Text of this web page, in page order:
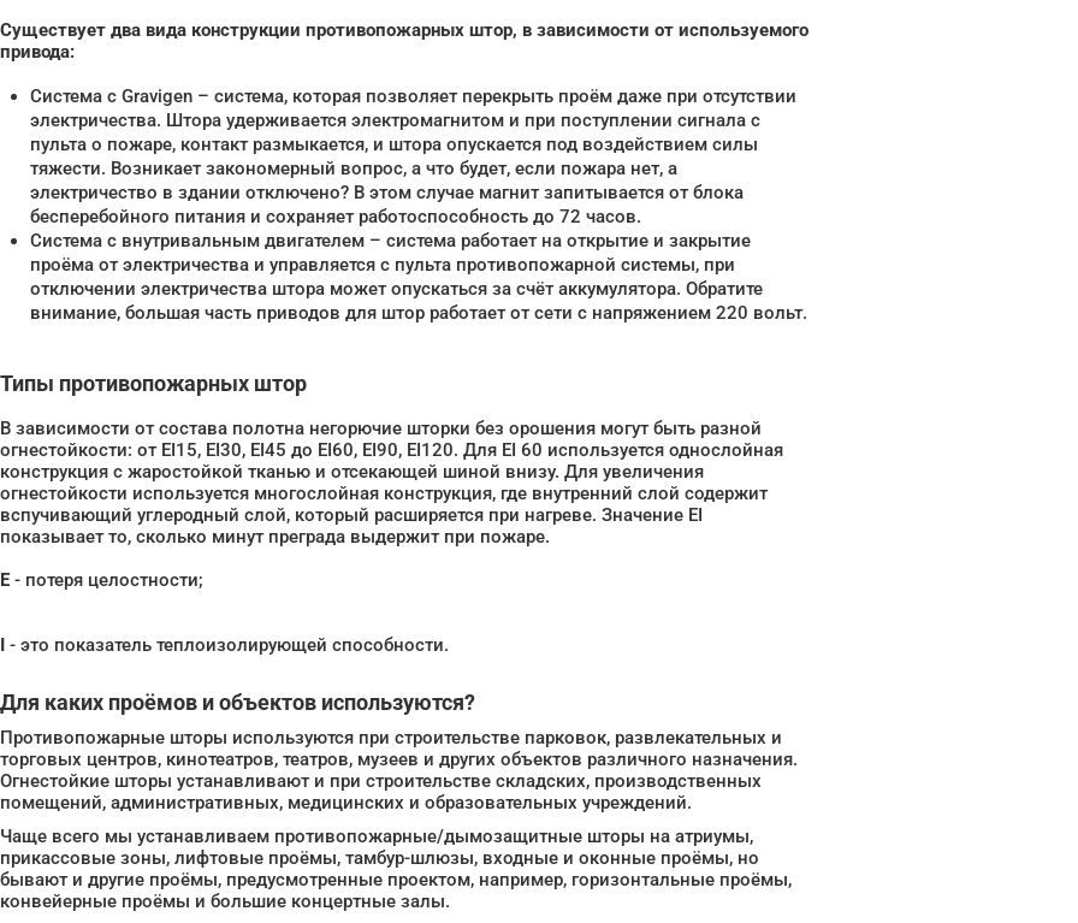
Существует два вида конструкции противопожарных штор, в зависимости от используемого
привода:
Система с Gravigen – система, которая позволяет перекрыть проём даже при отсутствии
электричества. Штора удерживается электромагнитом и при поступлении сигнала с
пульта о пожаре, контакт размыкается, и штора опускается под воздействием силы
тяжести. Возникает закономерный вопрос, а что будет, если пожара нет, а
электричество в здании отключено? В этом случае магнит запитывается от блока
бесперебойного питания и сохраняет работоспособность до 72 часов.
Система с внутривальным двигателем – система работает на открытие и закрытие
проёма от электричества и управляется с пульта противопожарной системы, при
отключении электричества штора может опускаться за счёт аккумулятора. Обратите
внимание, большая часть приводов для штор работает от сети с напряжением 220 вольт.
Типы противопожарных штор
В зависимости от состава полотна негорючие шторки без орошения могут быть разной
огнестойкости: от EI15, EI30, EI45 до EI60, EI90, EI120. Для EI 60 используется однослойная
конструкция с жаростойкой тканью и отсекающей шиной внизу. Для увеличения
огнестойкости используется многослойная конструкция, где внутренний слой содержит
вспучивающий углеродный слой, который расширяется при нагреве. Значение EI
показывает то, сколько минут преграда выдержит при пожаре.
E - потеря целостности;
- это показатель теплоизолирующей способности.
Для каких проёмов и объектов используются?
Противопожарные шторы используются при строительстве парковок, развлекательных и
торговых центров, кинотеатров, театров, музеев и других объектов различного назначения.
Огнестойкие шторы устанавливают и при строительстве складских, производственных
помещений, административных, медицинских и образовательных учреждений.
Чаще всего мы устанавливаем противопожарные/дымозащитные шторы на атриумы,
прикассовые зоны, лифтовые проёмы, тамбур-шлюзы, входные и оконные проёмы, но
бывают и другие проёмы, предусмотренные проектом, например, горизонтальные проёмы,
конвейерные проёмы и большие концертные залы.